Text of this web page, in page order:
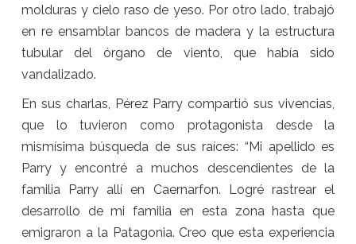
molduras y cielo raso de yeso. Por otro lado, trabajó
en re ensamblar bancos de madera y la estructura
tubular del órgano de viento, que había sido
vandalizado.
En sus charlas, Pérez Parry compartió sus vivencias,
que lo tuvieron como protagonista desde la
mismísima búsqueda de sus raíces: “Mi apellido es
Parry y encontré a muchos descendientes de la
familia Parry allí en Caernarfon. Logré rastrear el
desarrollo de mi familia en esta zona hasta que
emigraron a la Patagonia. Creo que esta experiencia